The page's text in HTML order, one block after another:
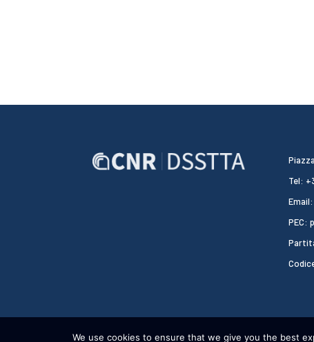
Tel:
PEC:
CNR DSSTTA 2024 - WEBDESIGN:HEAP DESIGN
We use cookies to ensure that we give you the best